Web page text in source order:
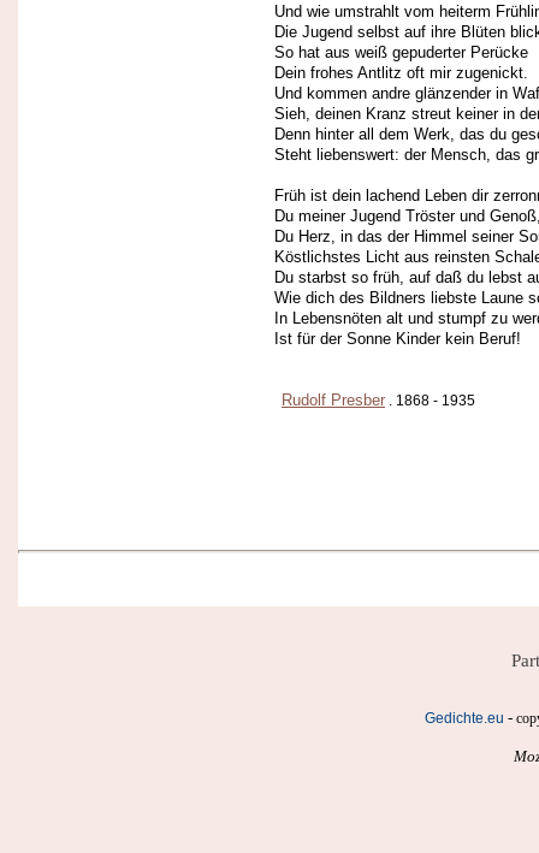
Und wie umstrahlt vom heiterm
Die Jugend selbst auf ihre Blüten
So hat aus weiß gepuderter Perücke
Dein frohes Antlitz oft mir zugenickt.
Und kommen andre glänzender in
Sieh, deinen Kranz streut keiner in
Denn hinter all dem Werk, das du
Steht liebenswert: der Mensch, das
Früh ist dein lachend Leben dir
Du meiner Jugend Tröster und
Du Herz, in das der Himmel seiner
Köstlichstes Licht aus reinsten
Du starbst so früh, auf daß du lebst
Wie dich des Bildners liebste Laune
In Lebensnöten alt und stumpf zu
Ist für der Sonne Kinder kein Beruf!
Rudolf Presber . 1868 - 1935
Gedichte.eu -